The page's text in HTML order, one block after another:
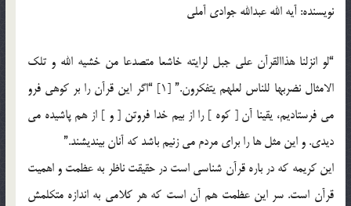
نویسنده: آیه الله عبدالله جوادی آملی
“لو انزلنا هذاالقرآن علی جبل لرایته خاشعا متصدعا من خشیه الله و تلک
الامثال نضربها للناس لعلهم یتفکرون.” [1] “اگر این قرآن را بر کوهی فرو
می فرستادیم، یقینا آن [ کوه ] را از بیم خدا فروتن [ و ] از هم پاشیده می
دیدی. و این مثل ها را برای مردم می زنیم باشد که آنان بیندیشند.”
این کریمه که در باره قرآن شناسی است در حقیقت ناظر به عظمت و اهمیت
قرآن است. سر این عظمت هم آن است که هر کلامی به اندازه متکلمش